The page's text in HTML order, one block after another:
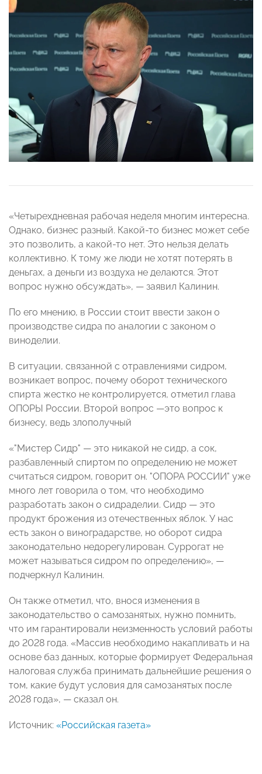
«Четырехдневная рабочая неделя многим интересна.
Однако, бизнес разный. Какой-то бизнес может себе
это позволить, а какой-то нет. Это нельзя делать
коллективно. К тому же люди не хотят потерять в
деньгах, а деньги из воздуха не делаются. Этот
вопрос нужно обсуждать», — заявил Калинин.
По его мнению, в России стоит ввести закон о
производстве сидра по аналогии с законом о
виноделии.
В ситуации, связанной с отравлениями сидром,
возникает вопрос, почему оборот технического
спирта жестко не контролируется, отметил глава
ОПОРЫ России. Второй вопрос —это вопрос к
бизнесу, ведь злополучный
«"Мистер Сидр" — это никакой не сидр, а сок,
разбавленный спиртом по определению не может
считаться сидром, говорит он. "ОПОРА РОССИИ" уже
много лет говорила о том, что необходимо
разработать закон о сидраделии. Сидр — это
продукт брожения из отечественных яблок. У нас
есть закон о виноградарстве, но оборот сидра
законодательно недорегулирован. Суррогат не
может называться сидром по определению», —
подчеркнул Калинин.
Он также отметил, что, внося изменения в
законодательство о самозанятых, нужно помнить,
что им гарантировали неизменность условий работы
до 2028 года. «Массив необходимо накапливать и на
основе баз данных, которые формирует Федеральная
налоговая служба принимать дальнейшие решения о
том, какие будут условия для самозанятых после
2028 года», — сказал он.
Источник: «Российская газета»